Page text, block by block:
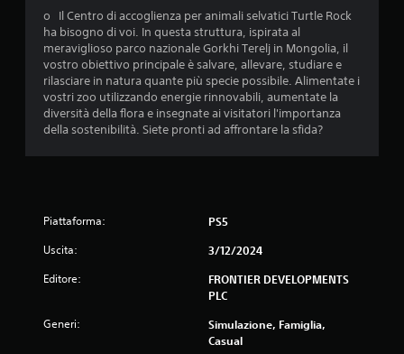
o Il Centro di accoglienza per animali selvatici Turtle Rock
ha bisogno di voi. In questa struttura, ispirata al
meraviglioso parco nazionale Gorkhi Terelj in Mongolia, il
vostro obiettivo principale è salvare, allevare, studiare e
rilasciare in natura quante più specie possibile. Alimentate i
vostri zoo utilizzando energie rinnovabili, aumentate la
diversità della flora e insegnate ai visitatori l'importanza
della sostenibilità. Siete pronti ad affrontare la sfida?
Piattaforma: PS5
Uscita: 3/12/2024
Editore:
FRONTIER DEVELOPMENTS
PLC
Generi:
Simulazione, Famiglia,
Casual